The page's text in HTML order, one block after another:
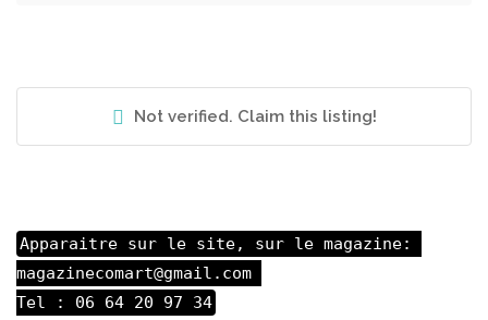
Not verified. Claim this listing!
Apparaitre sur le site, sur le magazine:
magazinecomart@gmail.com
Tel : 06 64 20 97 34